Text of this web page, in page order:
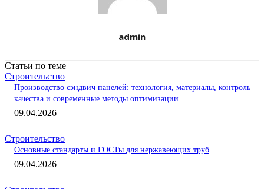
admin
Статьи по теме
Строительство
Производство сэндвич панелей: технология, материалы, контроль
качества и современные методы оптимизации
09.04.2026
Строительство
Основные стандарты и ГОСТы для нержавеющих труб
09.04.2026